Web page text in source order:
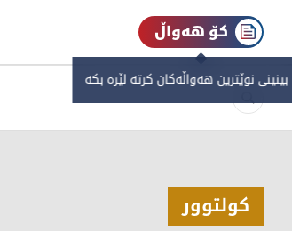
کۆ هەواڵ
نوێترین هەواڵەکان کرتە لێرە بکە
كولتوور